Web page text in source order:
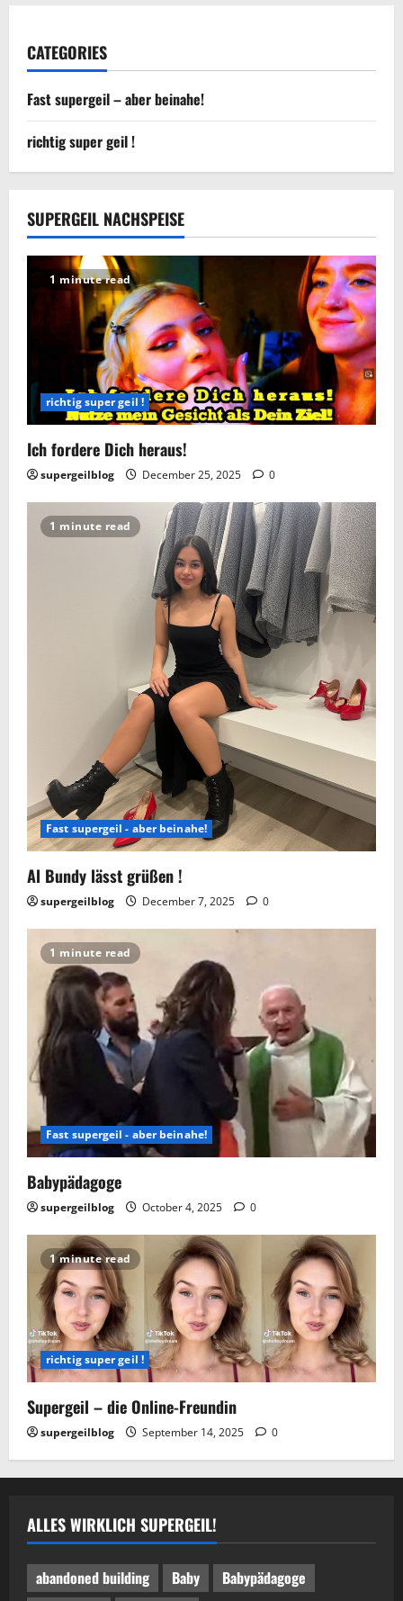
CATEGORIES
Fast supergeil – aber beinahe!
richtig super geil !
SUPERGEIL NACHSPEISE
1 minute read
richtig super geil !
Ich fordere Dich heraus!
supergeilblog December 25, 2025 0
1 minute read
Fast supergeil - aber beinahe!
Al Bundy lässt grüßen !
supergeilblog December 7, 2025 0
1 minute read
Fast supergeil - aber beinahe!
Babypädagoge
supergeilblog October 4, 2025 0
1 minute read
richtig super geil !
Supergeil – die Online-Freundin
supergeilblog September 14, 2025 0
ALLES WIRKLICH SUPERGEIL!
abandoned building Baby
Babypädagoge